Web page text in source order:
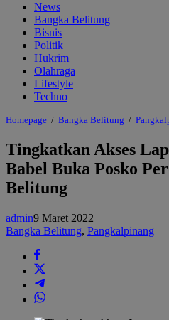
News
Bangka Belitung
Bisnis
Politik
Hukrim
Olahraga
Lifestyle
Techno
Homepage / Bangka Belitung /
Tingkatkan Akses
Babel Buka Posko
Belitung
admin9 Maret 2022
Bangka Belitung, Pangkalpinang